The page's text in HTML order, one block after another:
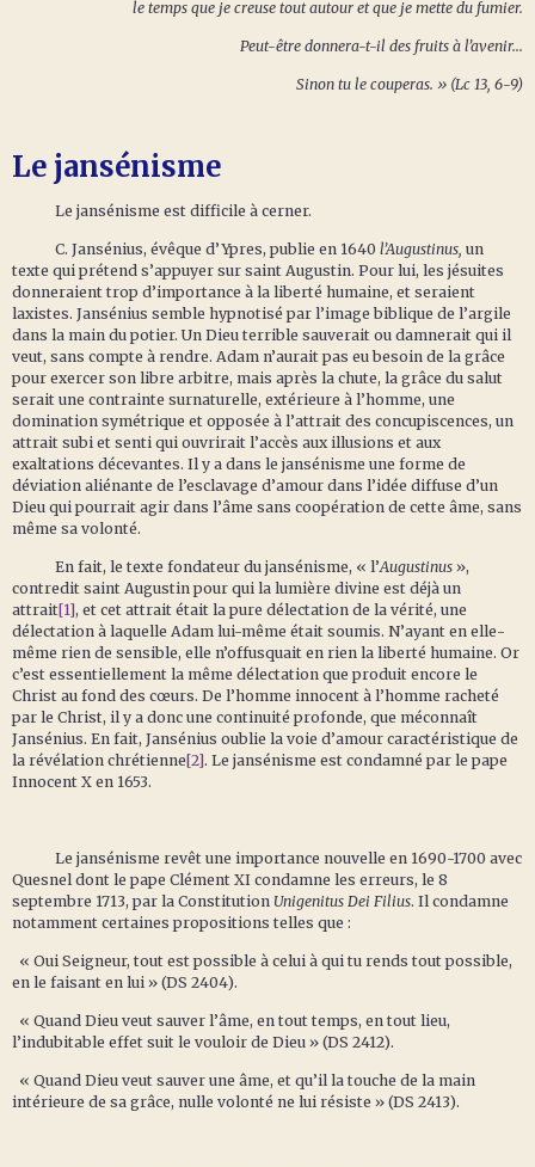
le temps que je creuse tout autour et que je mette du fumier.
Peut-être donnera-t-il des fruits à l’avenir...
Sinon tu le couperas. » (Lc 13, 6-9)
Le jansénisme
Le jansénisme est difficile à cerner.
C. Jansénius, évêque d’Ypres, publie en 1640 l’Augustinus, un
texte qui prétend s’appuyer sur saint Augustin. Pour lui, les jésuites
donneraient trop d’importance à la liberté humaine, et seraient
laxistes. Jansénius semble hypnotisé par l’image biblique de l’argile
dans la main du potier. Un Dieu terrible sauverait ou damnerait qui il
veut, sans compte à rendre. Adam n’aurait pas eu besoin de la grâce
pour exercer son libre arbitre, mais après la chute, la grâce du salut
serait une contrainte surnaturelle, extérieure à l’homme, une
domination symétrique et opposée à l’attrait des concupiscences, un
attrait subi et senti qui ouvrirait l’accès aux illusions et aux
exaltations décevantes. Il y a dans le jansénisme une forme de
déviation aliénante de l’esclavage d’amour dans l’idée diffuse d’un
Dieu qui pourrait agir dans l’âme sans coopération de cette âme, sans
même sa volonté.
En fait, le texte fondateur du jansénisme, « l’Augustinus »,
contredit saint Augustin pour qui la lumière divine est déjà un
attrait[1], et cet attrait était la pure délectation de la vérité, une
délectation à laquelle Adam lui-même était soumis. N’ayant en elle-
même rien de sensible, elle n’offusquait en rien la liberté humaine. Or
c’est essentiellement la même délectation que produit encore le
Christ au fond des cœurs. De l’homme innocent à l’homme racheté
par le Christ, il y a donc une continuité profonde, que méconnaît
Jansénius. En fait, Jansénius oublie la voie d’amour caractéristique de
la révélation chrétienne[2]. Le jansénisme est condamné par le pape
Innocent X en 1653.
Le jansénisme revêt une importance nouvelle en 1690-1700 avec
Quesnel dont le pape Clément XI condamne les erreurs, le 8
septembre 1713, par la Constitution Unigenitus Dei Filius. Il condamne
notamment certaines propositions telles que :
« Oui Seigneur, tout est possible à celui à qui tu rends tout possible,
en le faisant en lui » (DS 2404).
« Quand Dieu veut sauver l’âme, en tout temps, en tout lieu,
l’indubitable effet suit le vouloir de Dieu » (DS 2412).
« Quand Dieu veut sauver une âme, et qu’il la touche de la main
intérieure de sa grâce, nulle volonté ne lui résiste » (DS 2413).